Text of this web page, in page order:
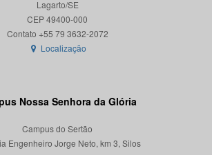
Lagarto/SE
CEP 49400-000
Localização
Nossa Senhora da Glória
Campus do Sertão
Engenheiro Jorge Neto, km 3, Silos